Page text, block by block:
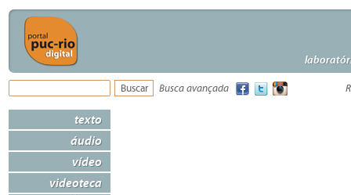
Busca avançada
texto
áudio
vídeo
videoteca